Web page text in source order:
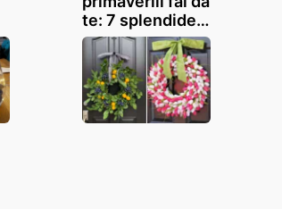
te: 7 splendide
idee per creare
e decorare